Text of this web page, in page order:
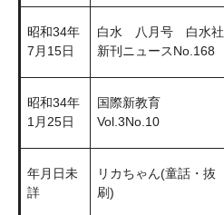
昭和34年
7月15日
白水 八月号 白水社
新刊ニュースNo.168
昭和34年
1月25日
国際新教育
Vol.3No.10
年月日未
詳
リカちゃん(童話・抜
刷)